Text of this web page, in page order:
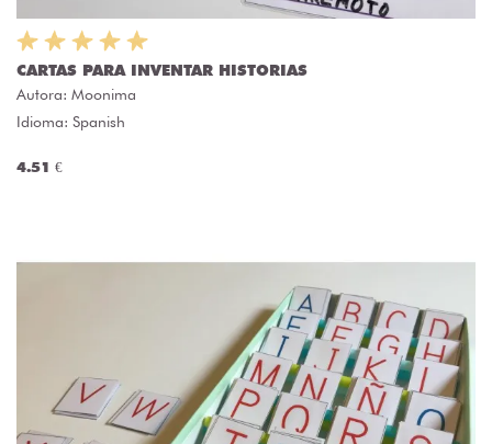
CARTAS PARA INVENTAR HISTORIAS
Autora: Moonima
Idioma: Spanish
4.51 €